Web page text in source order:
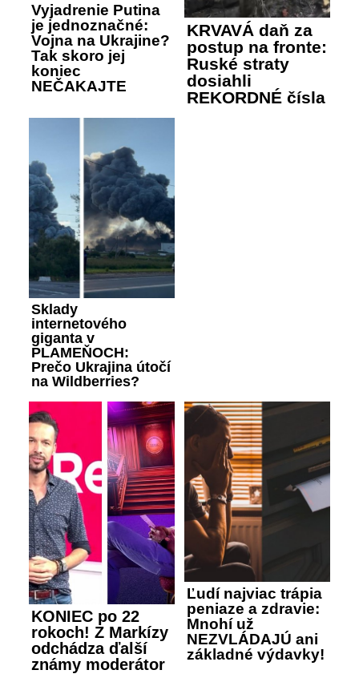
Vyjadrenie Putina
je jednoznačné:
Vojna na Ukrajine?
Tak skoro jej
koniec
NEČAKAJTE
KRVAVÁ daň za
postup na fronte:
Ruské straty
dosiahli
REKORDNÉ čísla
Sklady
internetového
giganta v
PLAMEŇOCH:
Prečo Ukrajina útočí
na Wildberries?
KONIEC po 22
rokoch! Z Markízy
odchádza ďalší
známy moderátor
Ľudí najviac trápia
peniaze a zdravie:
Mnohí už
NEZVLÁDAJÚ ani
základné výdavky!